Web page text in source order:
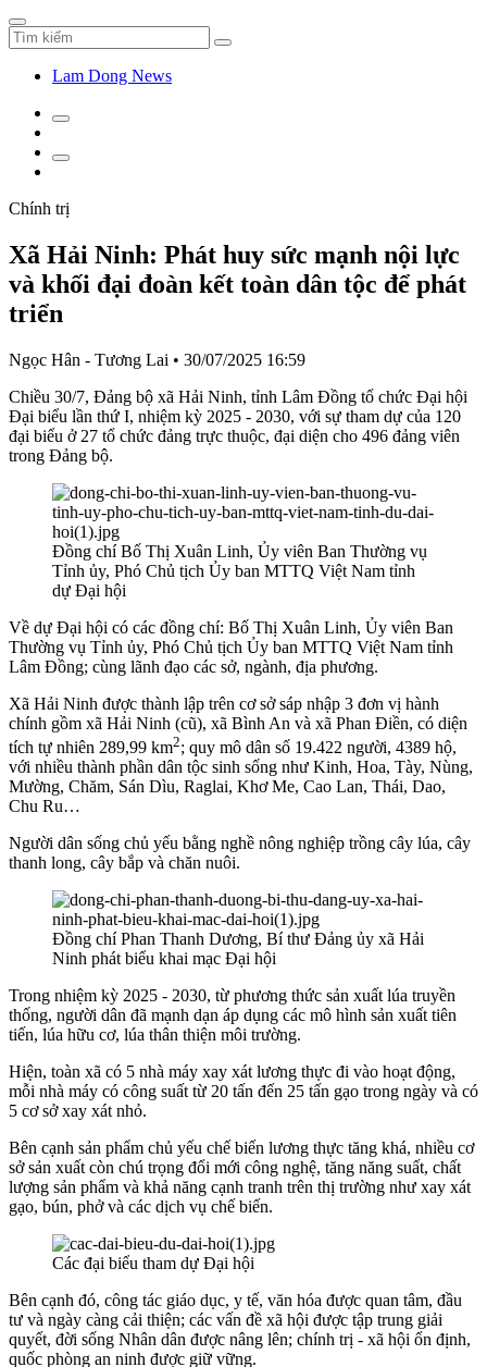
Lam Dong News
Chính trị
Xã Hải Ninh: Phát huy sức mạnh nội lực
và khối đại đoàn kết toàn dân tộc để phát
triển
Ngọc Hân - Tương Lai • 30/07/2025 16:59
Chiều 30/7, Đảng bộ xã Hải Ninh, tỉnh Lâm Đồng tổ chức Đại hội
Đại biểu lần thứ I, nhiệm kỳ 2025 - 2030, với sự tham dự của 120
đại biểu ở 27 tổ chức đảng trực thuộc, đại diện cho 496 đảng viên
trong Đảng bộ.
Đồng chí Bố Thị Xuân Linh, Ủy viên Ban Thường vụ
Tỉnh ủy, Phó Chủ tịch Ủy ban MTTQ Việt Nam tỉnh
dự Đại hội
Về dự Đại hội có các đồng chí: Bố Thị Xuân Linh, Ủy viên Ban
Thường vụ Tỉnh ủy, Phó Chủ tịch Ủy ban MTTQ Việt Nam tỉnh
Lâm Đồng; cùng lãnh đạo các sở, ngành, địa phương.
Xã Hải Ninh được thành lập trên cơ sở sáp nhập 3 đơn vị hành
chính gồm xã Hải Ninh (cũ), xã Bình An và xã Phan Điền, có diện
tích tự nhiên 289,99 km2; quy mô dân số 19.422 người, 4389 hộ,
với nhiều thành phần dân tộc sinh sống như Kinh, Hoa, Tày, Nùng,
Mường, Chăm, Sán Dìu, Raglai, Khơ Me, Cao Lan, Thái, Dao,
Chu Ru…
Người dân sống chủ yếu bằng nghề nông nghiệp trồng cây lúa, cây
thanh long, cây bắp và chăn nuôi.
Đồng chí Phan Thanh Dương, Bí thư Đảng ủy xã Hải
Ninh phát biểu khai mạc Đại hội
Trong nhiệm kỳ 2025 - 2030, từ phương thức sản xuất lúa truyền
thống, người dân đã mạnh dạn áp dụng các mô hình sản xuất tiên
tiến, lúa hữu cơ, lúa thân thiện môi trường.
Hiện, toàn xã có 5 nhà máy xay xát lương thực đi vào hoạt động,
mỗi nhà máy có công suất từ 20 tấn đến 25 tấn gạo trong ngày và có
5 cơ sở xay xát nhỏ.
Bên cạnh sản phẩm chủ yếu chế biến lương thực tăng khá, nhiều cơ
sở sản xuất còn chú trọng đổi mới công nghệ, tăng năng suất, chất
lượng sản phẩm và khả năng cạnh tranh trên thị trường như xay xát
gạo, bún, phở và các dịch vụ chế biến.
Các đại biểu tham dự Đại hội
Bên cạnh đó, công tác giáo dục, y tế, văn hóa được quan tâm, đầu
tư và ngày càng cải thiện; các vấn đề xã hội được tập trung giải
quyết, đời sống Nhân dân được nâng lên; chính trị - xã hội ổn định,
quốc phòng an ninh được giữ vững.